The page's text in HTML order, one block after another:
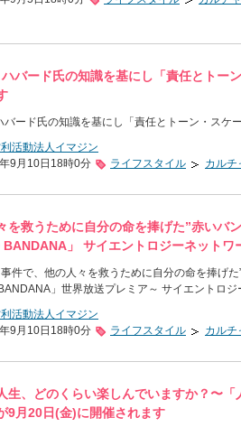
バード氏の知識を基にし「責任とトー
バード氏の知識を基にし「責任とトーン・ス
活動法人イマジン
9月10日18時0分
ライフスタイル カルチ
を救うために自分の命を捧げた”赤いバ
BANDANA」 サイエントロジーネットワ
件で、他の人々を救うために自分の命を捧げ
」世界放送プレミア～ サイエントロ
活動法人イマジン
9月10日18時0分
ライフスタイル カルチ
生、どのくらい楽しんでいますか？〜
9月20日(金)に開催されます